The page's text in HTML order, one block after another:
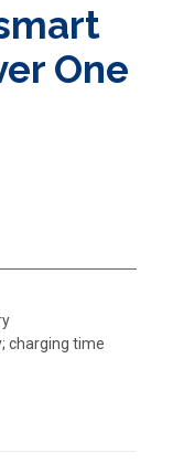
One
charging time